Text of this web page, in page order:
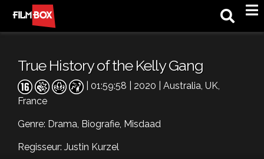
True History of the Kelly Gang
| 01:59:58 | 2020 | Australia, UK,
France
Genre: Drama, Biografie, Misdaad
Regisseur: Justin Kurzel